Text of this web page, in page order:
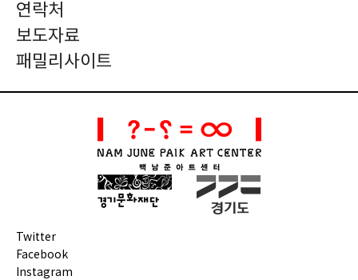
연락처
보도자료
패밀리사이트
Twitter
Facebook
Instagram